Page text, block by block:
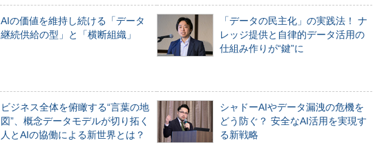
AIの価値を維持し続ける「データ
継続供給の型」と「横断組織」
「データの民主化」の実践法！ ナ
レッジ提供と自律的データ活用の
仕組み作りが“鍵”に
ビジネス全体を俯瞰する“言葉の地
図”、概念データモデルが切り拓く
人とAIの協働による新世界とは？
シャドーAIやデータ漏洩の危機を
どう防ぐ？ 安全なAI活用を実現す
る新戦略